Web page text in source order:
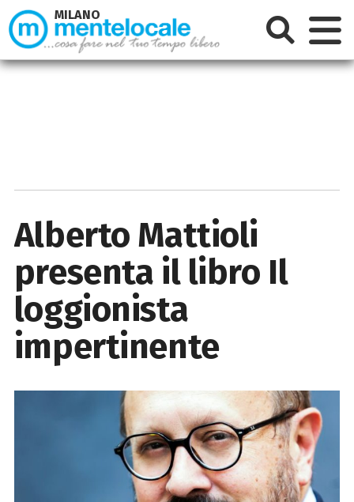
Alberto Mattioli
presenta il libro Il
loggionista
impertinente
MILANO